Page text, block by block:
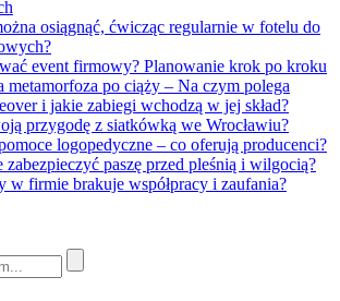
osiągnąć, ćwicząc regularnie w fotelu do
event firmowy? Planowanie krok po kroku
metamorfoza po ciąży – Na czym polega
i jakie zabiegi wchodzą w jej skład?
przygodę z siatkówką we Wrocławiu?
logopedyczne – co oferują producenci?
zabezpieczyć paszę przed pleśnią i wilgocią?
w firmie brakuje współpracy i zaufania?